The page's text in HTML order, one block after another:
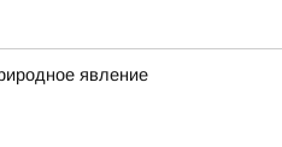
явление